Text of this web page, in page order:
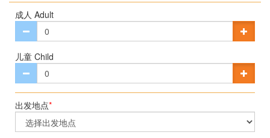
成人 Adult
儿童 Child
出发地点*